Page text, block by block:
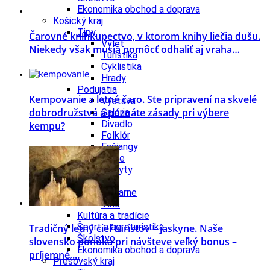
Ekonomika obchod a doprava
Košický kraj
Tipy
Výlet
Turistika
Cyklistika
Hrady
Podujatia
Výstava
Galéria
Divadlo
Folklór
Fašiangy
Ubytovanie
Pobyty
Gastro
Kaviarne
Víno
Kultúra a tradície
Šport a agroturistika
Školstvo
Ekonomika obchod a doprava
Prešovský kraj
Čarovné kníhkupectvo, v ktorom knihy liečia dušu.
Niekedy však musia pomôcť odhaliť aj vraha…
Kempovanie a letné čaro. Ste pripravení na skvelé
dobrodružstvá a poznáte zásady pri výbere
kempu?
Tradičný letný cieľ turistov – jaskyne. Naše
slovensko ponúka pri návšteve veľký bonus –
príjemné ...